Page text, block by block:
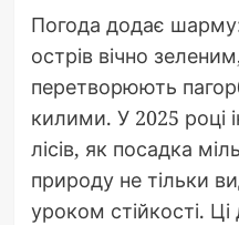
Погода додає
острів вічно
перетворюють
килими. У 2025 році
лісів, як посадка
природу не тільки
уроком стійкості.